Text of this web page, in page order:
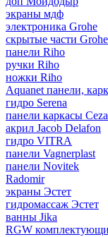
экраны мдф
электроника Grohe
скрытые части Grohe
панели Riho
ручки Riho
ножки Riho
Aquanet панели,
гидро Serena
панели каркасы
акрил Jacob Delafon
гидро VITRA
панели Vagnerplast
панели Novitek
Radomir
экраны Эстет
гидромассаж Эстет
ванны Jika
RGW